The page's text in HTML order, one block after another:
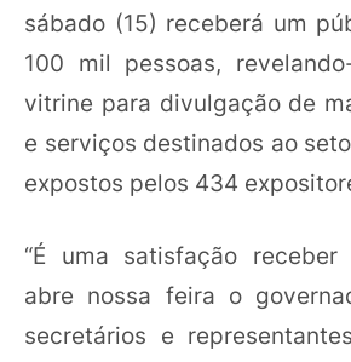
sábado (15) receberá um
100 mil pessoas,
vitrine para divulgação de
e serviços destinados ao
expostos pelos 434
“É uma satisfação
abre nossa feira o
secretários e